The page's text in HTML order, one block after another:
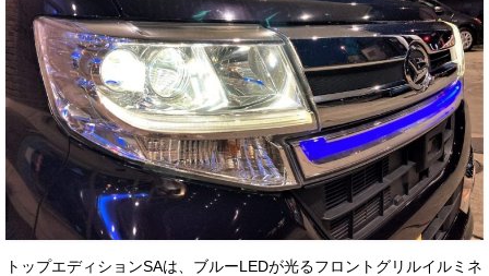
トップエディションSAは、ブルーLEDが光るフロントグリルイルミネ